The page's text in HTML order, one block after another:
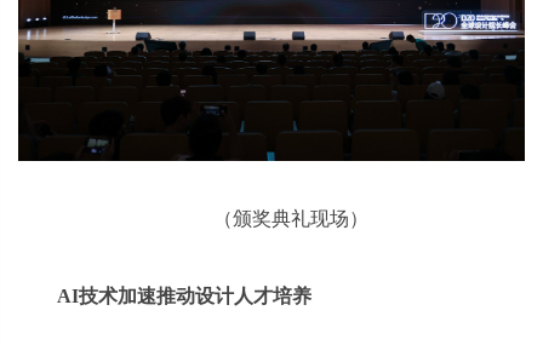
（颁奖典礼现场）
AI技术加速推动设计人才培养